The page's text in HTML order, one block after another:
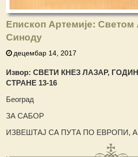
Епископ Артемије: Светом
Синоду
децембар 14, 2017
Извор:СВЕТИ КНЕЗ ЛАЗАР,
СТРАНЕ 13-16
Београд
ЗА САБОР
ИЗВЕШТАЈ СА ПУТА ПО ЕВРОПИ,